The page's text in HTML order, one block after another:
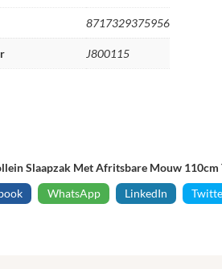
8717329375956
J800115
Slaapzak Met Afritsbare Mouw 110cm
WhatsApp LinkedIn